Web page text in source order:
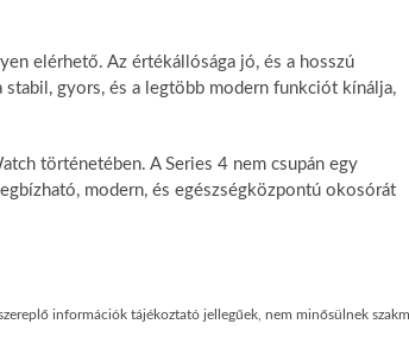
elérhető. Az értékállósága jó, és a hosszú
gyors, és a legtöbb modern funkciót kínálja,
történetében. A Series 4 nem csupán egy
modern, és egészségközpontú okosórát
információk tájékoztató jellegűek, nem minősülnek